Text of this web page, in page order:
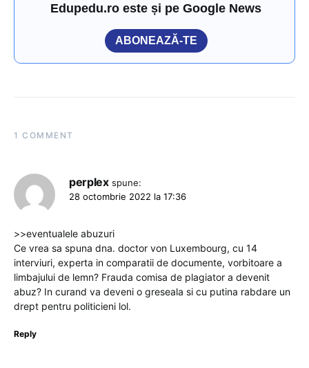
Edupedu.ro este și pe Google News
ABONEAZĂ-TE
1 COMMENT
perplex spune:
28 octombrie 2022 la 17:36
>>eventualele abuzuri
Ce vrea sa spuna dna. doctor von Luxembourg, cu 14
interviuri, experta in comparatii de documente, vorbitoare a
limbajului de lemn? Frauda comisa de plagiator a devenit
abuz? In curand va deveni o greseala si cu putina rabdare un
drept pentru politicieni lol.
Reply